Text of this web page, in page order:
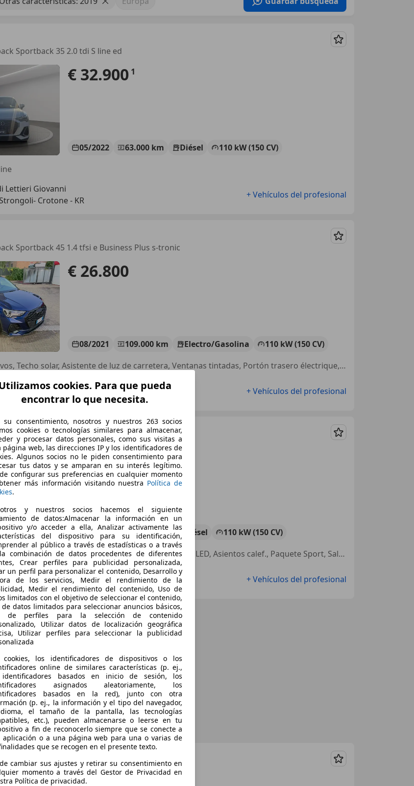
Sportback 35 2.0 tdi S line ed
Guardar
€ 32.900 1
05/2022 63.000 km Diésel
110 kW (150 CV)
Lettieri Giovanni
Crotone - KR
+ Vehículos del profesional
Sportback 45 1.4 tfsi e Business Plus s-tronic
Guardar
€ 26.800
08/2021 109.000 km Electro/Gasolina
110 kW (150 CV)
Asientos deportivos, Techo solar, Asistente de luz de carretera, Ventanas tintadas, Portón trasero électrique, Climatizador automático, 2 zonas, Faros LED íntegros, Bluetooth
+ Vehículos del profesional
S tronic / 2019 / 129 000km /
Guardar
€ 19.950
10/2019 129.000 km Diésel
110 kW (150 CV)
Asientos deportivos, Garantia, Suspensión deportiva, Isofix, Faros de LED, Asientos calef., Paquete Sport, Salpicadero completamente digital
+ Vehículos del profesional
Sportback 35 2.0 tdi Business Plus s-tronic
Guardar
cookies. Para que pueda
encontrar lo que necesita.
su consentimiento, nosotros y nuestros 263 socios
cookies o tecnologías similares para almacenar,
y procesar datos personales, como sus visitas a
página web, las direcciones IP y los identificadores de
Algunos socios no le piden consentimiento para
tus datos y se amparan en su interés legítimo.
configurar sus preferencias en cualquier momento
más información visitando nuestra Política de
.
y nuestros socios hacemos el siguiente
de datos:Almacenar la información en un
y/o acceder a ella, Analizar activamente las
del dispositivo para su identificación,
al público a través de estadísticas o a través
combinación de datos procedentes de diferentes
Crear perfiles para publicidad personalizada,
un perfil para personalizar el contenido, Desarrollo y
de los servicios, Medir el rendimiento de la
Medir el rendimiento del contenido, Uso de
limitados con el objetivo de seleccionar el contenido,
de datos limitados para seleccionar anuncios básicos,
de perfiles para la selección de contenido
Utilizar datos de localización geográfica
Utilizar perfiles para seleccionar la publicidad
cookies, los identificadores de dispositivos o los
online de similares características (p. ej.,
basados en inicio de sesión, los
asignados aleatoriamente, los
basados en la red), junto con otra
(p. ej., la información y el tipo del navegador,
el tamaño de la pantalla, las tecnologías
etc.), pueden almacenarse o leerse en tu
a fin de reconocerlo siempre que se conecte a
aplicación o a una página web para una o varias de
que se recogen en el presente texto.
cambiar sus ajustes y retirar su consentimiento en
momento a través del Gestor de Privacidad en
Política de privacidad.